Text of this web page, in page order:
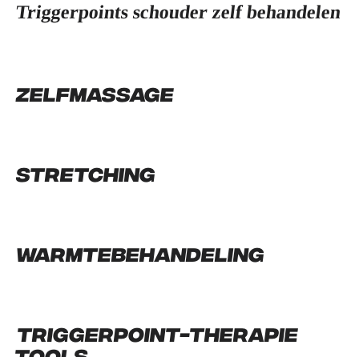
Triggerpoints schouder zelf behandelen
Zelfmassage
Stretching
Warmtebehandeling
Triggerpoint-therapie